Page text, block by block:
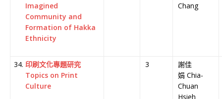
Imagined
Community and
Formation of Hakka
Ethnicity
Chang
印刷文化專題研究
Topics on Print
Culture
3
謝佳
娟 Chia-
Chuan
Hsieh